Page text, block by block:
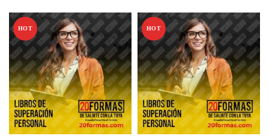
HOT HOT